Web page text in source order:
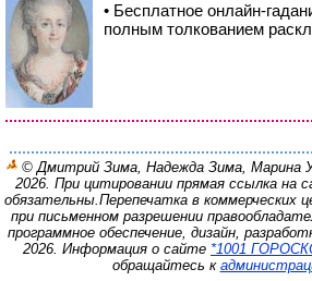
• Бесплатное онлайн-
полным толкованием
© Дмитрий Зима, Надежда Зима, Марина
2026. При цитировании прямая ссылка на
обязательны.Перепечатка в коммерческих
при письменном разрешении
программное обеспечение, дизайн,
2026. Информация о сайте *1001
обращайтесь к